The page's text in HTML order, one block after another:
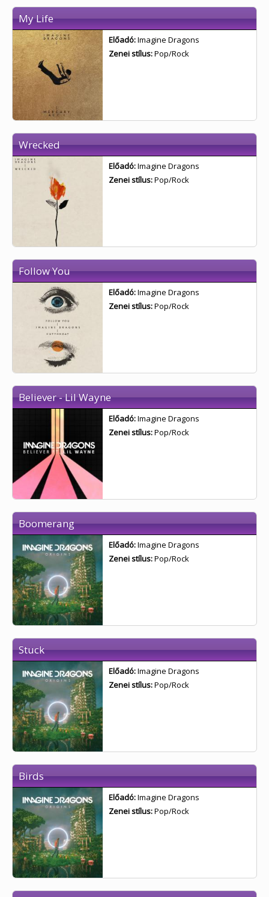
My Life
Előadó:Imagine Dragons
Zenei stílus:Pop/Rock
Wrecked
Előadó:Imagine Dragons
Zenei stílus:Pop/Rock
Follow You
Előadó:Imagine Dragons
Zenei stílus:Pop/Rock
Believer - Lil Wayne
Előadó:Imagine Dragons
Zenei stílus:Pop/Rock
Boomerang
Előadó:Imagine Dragons
Zenei stílus:Pop/Rock
Stuck
Előadó:Imagine Dragons
Zenei stílus:Pop/Rock
Birds
Előadó:Imagine Dragons
Zenei stílus:Pop/Rock